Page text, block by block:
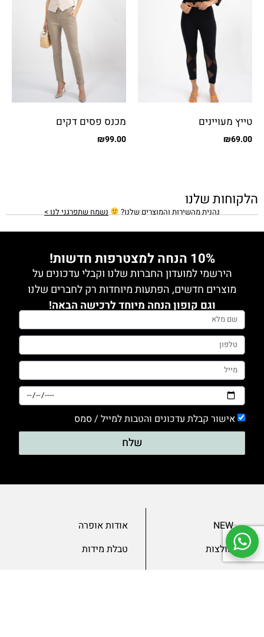
טייץ מעויינים
₪69.00
מכנס פסים דקים
₪99.00
הלקוחות שלנו
נהנית מהשירות והמוצרים שלנו? נשמח שתפרגני לנו >
10% הנחה למצטרפות חדשות!
הירשמי למועדון החברות שלנו וקבלי עדכונים על
מוצרים חדשים, הפתעות מיוחדות רק לחברים שלנו
וגם קופון הנחה מיוחד לרכישה הבאה!
אישור קבלת עדכונים והטבות למייל / סמס
שלח
NEW
חולצות
אודות אופרה
טבלת מידות